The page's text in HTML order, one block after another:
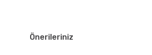
Önerileriniz